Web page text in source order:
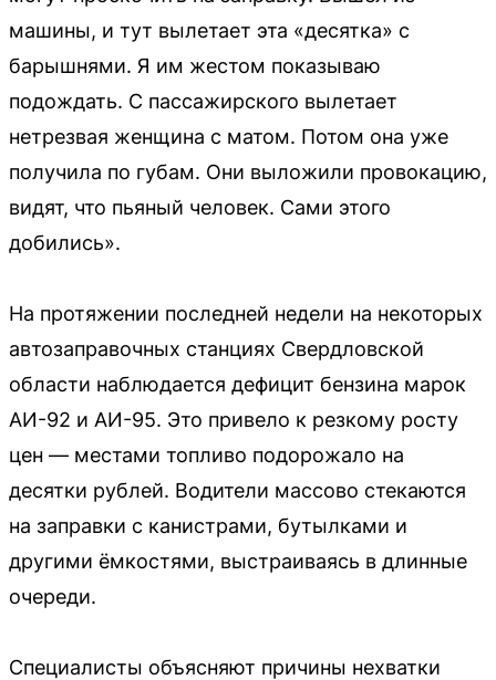
машины, и тут вылетает эта «десятка» с
барышнями. Я им жестом показываю
подождать. С пассажирского вылетает
нетрезвая женщина с матом. Потом она уже
получила по губам. Они выложили провокацию,
видят, что пьяный человек. Сами этого
добились».
На протяжении последней недели на некоторых
автозаправочных станциях Свердловской
области наблюдается дефицит бензина марок
АИ-92 и АИ-95. Это привело к резкому росту
цен — местами топливо подорожало на
десятки рублей. Водители массово стекаются
на заправки с канистрами, бутылками и
другими ёмкостями, выстраиваясь в длинные
очереди.
Специалисты объясняют причины нехватки